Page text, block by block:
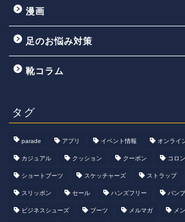
漫画
足のお悩み対策
靴コラム
タグ
parade アプリ イベント情報 オンライ
カジュアル クッション クーポン コロ
ショートブーツ スケッチャーズ ストラップ
スリッポン セール ハンズフリー パン
ビジネスシューズ ブーツ メルマガ メ